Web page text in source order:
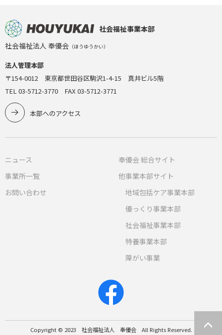
社会福祉事業本部
社会福祉法人 奉優会 （ほうゆうかい）
法人管理本部
〒154-0012 東京都世田谷区駒沢1-4-15 真井ビル5階
TEL 03-5712-3770 FAX 03-5712-3771
本部へのアクセス
ニュース
事業所一覧
お問い合わせ
奉優会 総合サイト
他事業本部サイト
地域包括ケア事業本部
優っくり事業本部
社会福祉事業本部
特養事業本部
障がい事業
Copyright © 2023 社会福祉法人 奉優会 All Rights Reserved.